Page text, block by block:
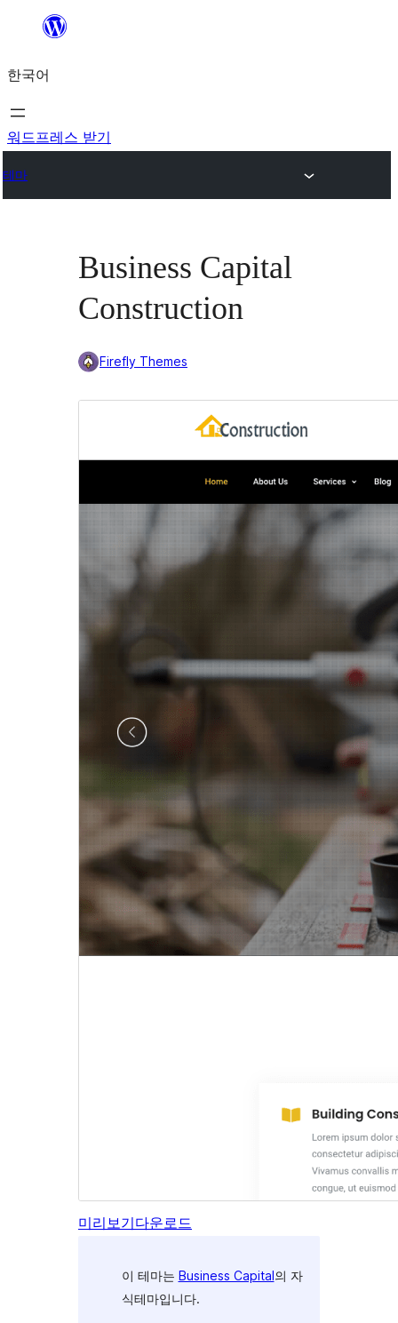
츠
로
바
가
한국어
워드프레스 받기
테마
Business Capital
Construction
Firefly Themes
미리보기다운로드
이 테마는 Business Capital의 자
식테마입니다.